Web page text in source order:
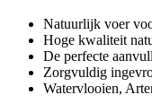
Natuurlijk voer
Hoge kwaliteit
De perfecte
Zorgvuldig
Watervlooien,